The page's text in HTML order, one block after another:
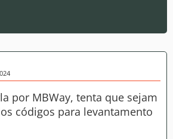
por MBWay, tenta que sejam
códigos para levantamento